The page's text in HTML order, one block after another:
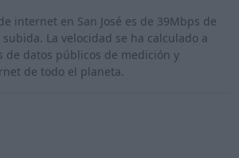
internet en San José es de 39Mbps de
La velocidad se ha calculado a
de datos públicos de medición y
de todo el planeta.